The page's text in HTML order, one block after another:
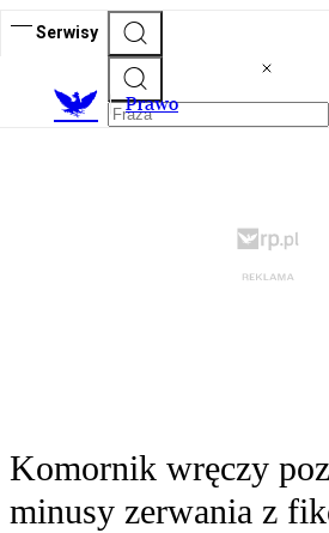
Serwisy
Prawo
Komornik wręczy
minusy zerwania z